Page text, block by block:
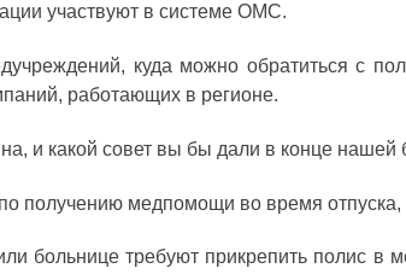
участвуют в системе ОМС.
куда можно обратиться с
работающих в регионе.
и какой совет вы бы дали в конце нашей
получению медпомощи во время
больнице требуют прикрепить полис в